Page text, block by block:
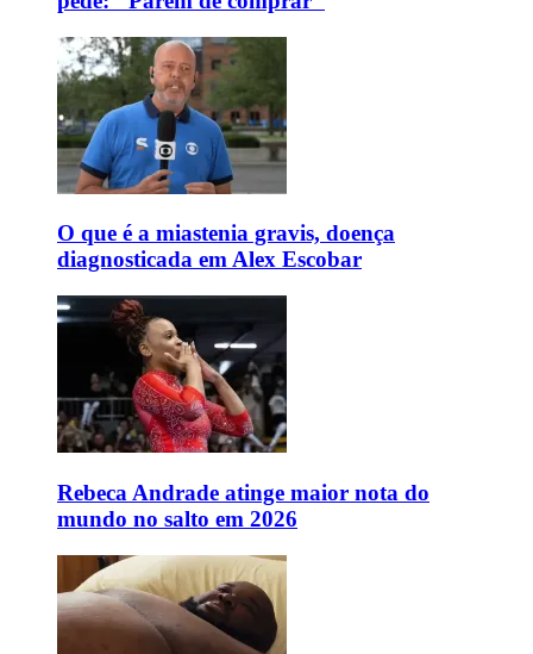
O que é a miastenia gravis, doença
diagnosticada em Alex Escobar
Rebeca Andrade atinge maior nota do
mundo no salto em 2026